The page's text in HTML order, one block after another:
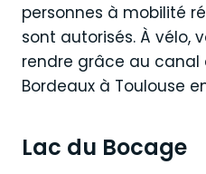
personnes à mobilité
sont autorisés. À vélo,
rendre grâce au canal
Bordeaux à Toulouse
Lac du Bocage